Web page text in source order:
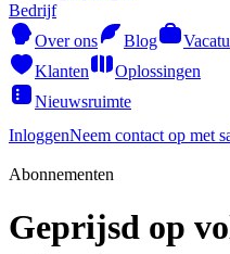
Bedrijf
Over ons
Blog
Klanten
Oplossingen
Nieuwsruimte
InloggenNeem contact op met
Abonnementen
Geprijsd op